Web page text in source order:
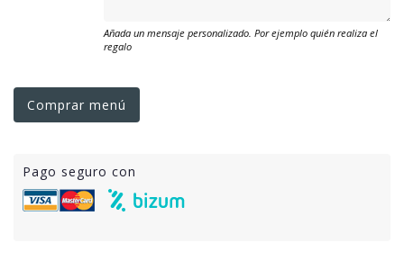
Añada un mensaje personalizado. Por ejemplo quién realiza el
regalo
Comprar menú
Pago seguro con